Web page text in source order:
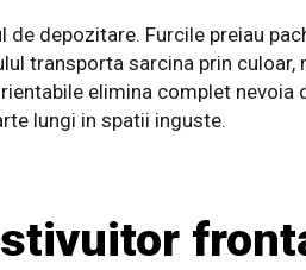
depozitare. Furcile preiau
transporta sarcina prin
elimina complet nevoia
lungi in spatii inguste.